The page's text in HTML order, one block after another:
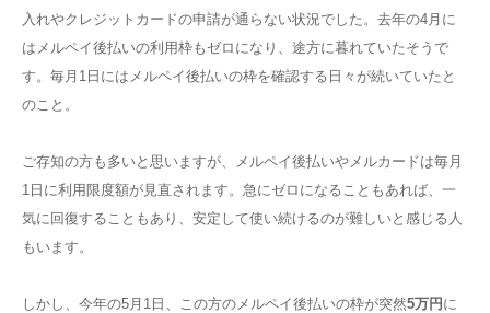
入れやクレジットカードの申請が通らない状況でした。去年の4月に
はメルペイ後払いの利用枠もゼロになり、途方に暮れていたそうで
す。毎月1日にはメルペイ後払いの枠を確認する日々が続いていたと
のこと。
ご存知の方も多いと思いますが、メルペイ後払いやメルカードは毎月
1日に利用限度額が見直されます。急にゼロになることもあれば、一
気に回復することもあり、安定して使い続けるのが難しいと感じる人
もいます。
しかし、今年の5月1日、この方のメルペイ後払いの枠が突然5万円 に